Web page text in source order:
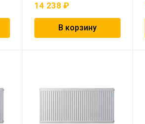
14 238 ₽
В корзину